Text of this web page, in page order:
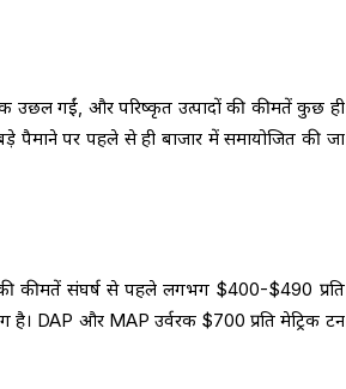
उछल गईं, और परिष्कृत उत्पादों की कीमतें कुछ ही
पर पहले से ही बाजार में समायोजित की जा
कीमतें संघर्ष से पहले लगभग $400-$490 प्रति
DAP और MAP उर्वरक $700 प्रति मेट्रिक टन